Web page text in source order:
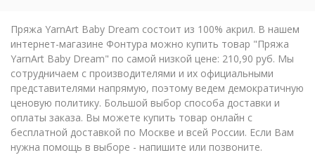
Пряжа YarnArt Baby Dream состоит из 100% акрил. В нашем
интернет-магазине Фонтура можно купить товар "Пряжа
YarnArt Baby Dream" по самой низкой цене: 210,90 руб. Мы
сотрудничаем с производителями и их официальными
представителями напрямую, поэтому ведем демократичную
ценовую политику. Большой выбор способа доставки и
оплаты заказа. Вы можете купить товар онлайн с
бесплатной доставкой по Москве и всей России. Если Вам
нужна помощь в выборе - напишите или позвоните.